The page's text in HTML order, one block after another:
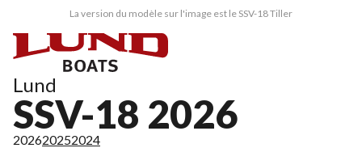
La version du modèle sur l'image est le SSV-18 Tiller
Lund
SSV-18 2026
202620252024